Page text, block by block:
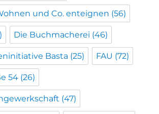
und Co. enteignen (56)
Die Buchmacherei (46)
Basta (25) FAU (72)
54 (26)
(47)